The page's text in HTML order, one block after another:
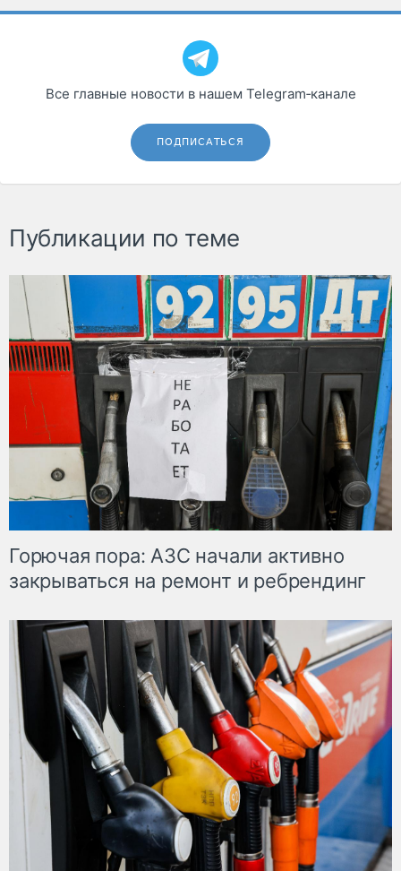
Все главные новости в нашем Telegram‑канале
ПОДПИСАТЬСЯ
Публикации по теме
Горючая пора: АЗС начали активно
закрываться на ремонт и ребрендинг